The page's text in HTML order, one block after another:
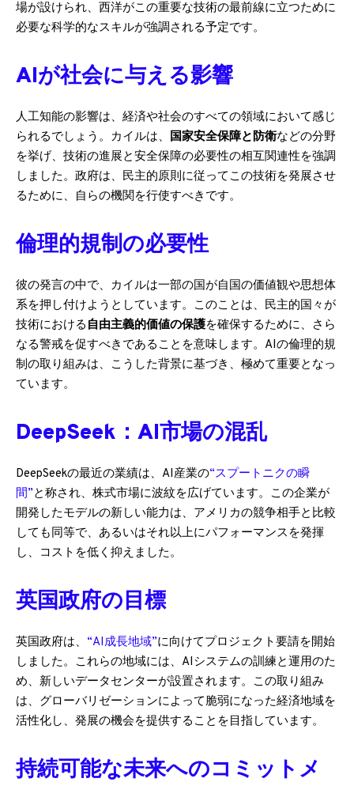
場が設けられ、西洋がこの重要な技術の最前線に立つために
必要な科学的なスキルが強調される予定です。
AIが社会に与える影響
人工知能の影響は、経済や社会のすべての領域において感じ
られるでしょう。カイルは、 国家安全保障と防衛などの分野
を挙げ、技術の進展と安全保障の必要性の相互関連性を強調
しました。政府は、民主的原則に従ってこの技術を発展させ
るために、自らの機関を行使すべきです。
倫理的規制の必要性
彼の発言の中で、カイルは一部の国が自国の価値観や思想体
系を押し付けようとしています。このことは、民主的国々が
技術における 自由主義的価値の保護を確保するために、さら
なる警戒を促すべきであることを意味します。AIの倫理的規
制の取り組みは、こうした背景に基づき、極めて重要となっ
ています。
DeepSeek：AI市場の混乱
DeepSeekの最近の業績は、AI産業の“スプートニクの瞬
間”と称され、株式市場に波紋を広げています。この企業が
開発したモデルの新しい能力は、アメリカの競争相手と比較
しても同等で、あるいはそれ以上にパフォーマンスを発揮
し、コストを低く抑えました。
英国政府の目標
英国政府は、 “AI成長地域”に向けてプロジェクト要請を開始
しました。これらの地域には、AIシステムの訓練と運用のた
め、新しいデータセンターが設置されます。この取り組み
は、グローバリゼーションによって脆弱になった経済地域を
活性化し、発展の機会を提供することを目指しています。
持続可能な未来へのコミットメ